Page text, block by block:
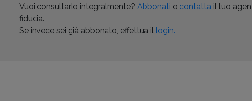
Vuoi consultarlo integralmente?Abbonati o contatta il tuo
fiducia.
Se invece sei già abbonato, effettua il login.